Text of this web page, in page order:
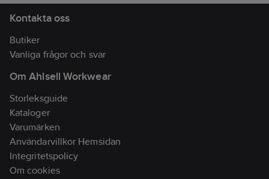
cm / 3 verktygsfickor,
utvändiga
verktygshällor /
Upphängningsögla på
28 cm, bredd mitten
16 cm / OEKO-TEX®-
certifierad / Ingår i
Fristads Flex Solution /
Fästs på byxorna
300586, 301506,
Kontakta oss
Butiker
Vanliga frågor och svar
Om Ahlsell Workwear
Storleksguide
Kataloger
Varumärken
Användarvillkor Hemsidan
Integritetspolicy
Om cookies